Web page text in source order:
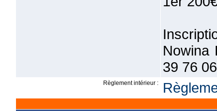
Nowina
39 76 06
Règlement intérieur :